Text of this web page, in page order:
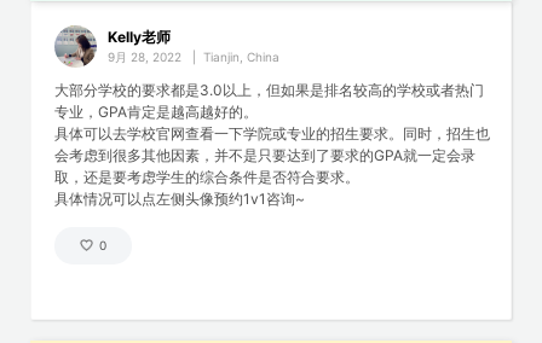
Kelly老师
9月 28, 2022 Tianjin, China
大部分学校的要求都是3.0以上，但如果是排名较高的学校或者热门
专业，GPA肯定是越高越好的。
具体可以去学校官网查看一下学院或专业的招生要求。同时，招生也
会考虑到很多其他因素，并不是只要达到了要求的GPA就一定会录
取，还是要考虑学生的综合条件是否符合要求。
具体情况可以点左侧头像预约1v1咨询~
0